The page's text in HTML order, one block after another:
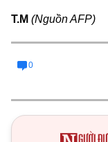
T.M (Nguồn AFP)
0